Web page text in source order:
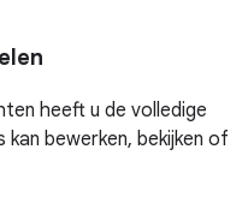
heeft u de volledige
bewerken, bekijken of